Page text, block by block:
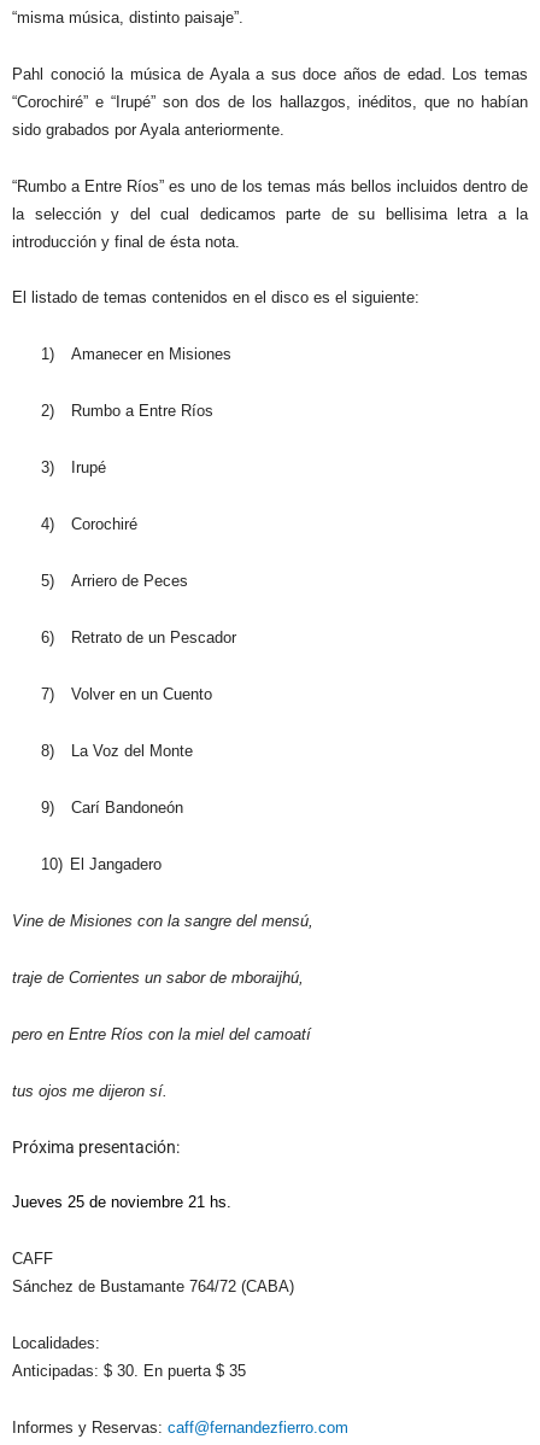
“misma música, distinto paisaje”.
Pahl conoció la música de Ayala a sus doce años de edad. Los temas
“Corochiré” e “Irupé” son dos de los hallazgos, inéditos, que no habían
sido grabados por Ayala anteriormente.
“Rumbo a Entre Ríos” es uno de los temas más bellos incluidos dentro de
la selección y del cual dedicamos parte de su bellisima letra a la
introducción y final de ésta nota.
El listado de temas contenidos en el disco es el siguiente:
1) Amanecer en Misiones
2) Rumbo a Entre Ríos
3) Irupé
4) Corochiré
5) Arriero de Peces
6) Retrato de un Pescador
7) Volver en un Cuento
8) La Voz del Monte
9) Carí Bandoneón
10) El Jangadero
Vine de Misiones con la sangre del mensú,
traje de Corrientes un sabor de mboraijhú,
pero en Entre Ríos con la miel del camoatí
tus ojos me dijeron sí.
Próxima presentación:
Jueves 25 de noviembre 21 hs.
CAFF
Sánchez de Bustamante 764/72 (CABA)
Localidades:
Anticipadas: $ 30. En puerta $ 35
Informes y Reservas: caff@fernandezfierro.com